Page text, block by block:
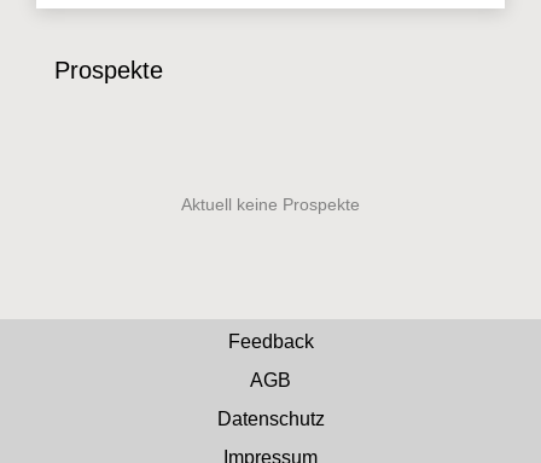
Prospekte
Feedback
AGB
Datenschutz
Impressum